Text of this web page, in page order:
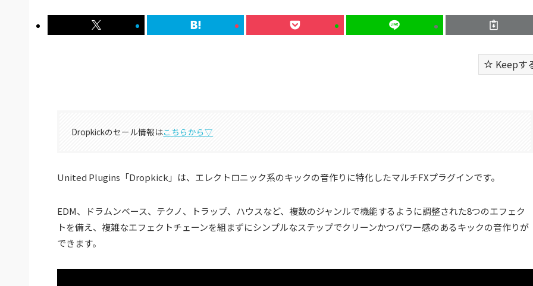
Keepす
Dropkickのセール情報はこちらから▽
United Plugins「Dropkick」は、エレクトロニック系のキックの音作りに特化したマルチFXプラグインです。
EDM、ドラムンベース、テクノ、トラップ、ハウスなど、複数のジャンルで機能するように調整された8つのエフェク
トを備え、複雑なエフェクトチェーンを組まずにシンプルなステップでクリーンかつパワー感のあるキックの音作りが
できます。